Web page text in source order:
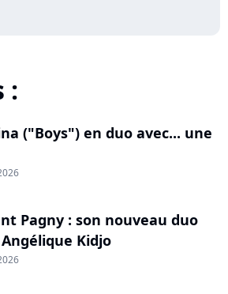
:
("Boys") en duo avec... une
Pagny : son nouveau duo
Kidjo